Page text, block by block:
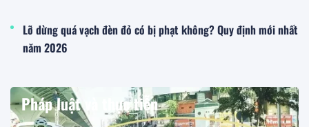
Lỡ dừng quá vạch đèn đỏ có bị phạt không? Quy định mới nhất
năm 2026
Pháp luật và thực tiễn